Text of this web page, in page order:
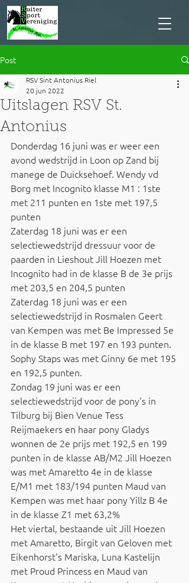
Post
Uitslagen RSV St.
Antonius
RSV Sint Antonius Riel
20 jun 2022
Donderdag 16 juni was er weer een
avond wedstrijd in Loon op Zand bij
manege de Duicksehoef. Wendy vd
Borg met Incognito klasse M1 : 1ste
met 211 punten en 1ste met 197,5
punten
Zaterdag 18 juni was er een
selectiewedstrijd dressuur voor de
paarden in Lieshout Jill Hoezen met
Incognito had in de klasse B de 3e prijs
met 203,5 en 204,5 punten
Zaterdag 18 juni was er een
selectiewedstrijd in Rosmalen Geert
van Kempen was met Be Impressed 5e
in de klasse B met 197 en 193 punten.
Sophy Staps was met Ginny 6e met 195
en 192,5 punten.
Zondag 19 juni was er een
selectiewedstrijd voor de pony's in
Tilburg bij Bien Venue Tess
Reijmaekers en haar pony Gladys
wonnen de 2e prijs met 192,5 en 199
punten in de klasse AB/M2 Jill Hoezen
was met Amaretto 4e in de klasse
E/M1 met 183/194 punten Maud van
Kempen was met haar pony Yillz B 4e
in de klasse Z1 met 63,2%
Het viertal, bestaande uit Jill Hoezen
met Amaretto, Birgit van Geloven met
Eikenhorst's Mariska, Luna Kastelijn
met Proud Princess en Maud van